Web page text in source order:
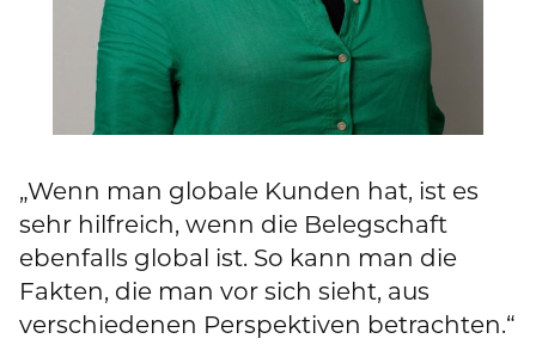
„Wenn man globale Kunden hat, ist es
sehr hilfreich, wenn die Belegschaft
ebenfalls global ist. So kann man die
Fakten, die man vor sich sieht, aus
verschiedenen Perspektiven betrachten.“